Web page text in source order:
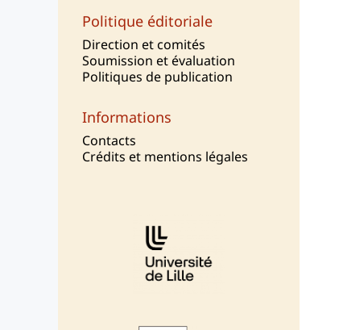
Politique éditoriale
Direction et comités
Soumission et évaluation
Politiques de publication
Informations
Contacts
Crédits et mentions légales